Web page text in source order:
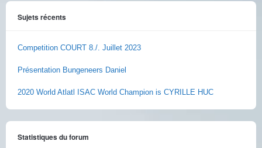
Sujets récents
Competition COURT 8./. Juillet 2023
Présentation Bungeneers Daniel
2020 World Atlatl ISAC World Champion is CYRILLE HUC
Statistiques du forum